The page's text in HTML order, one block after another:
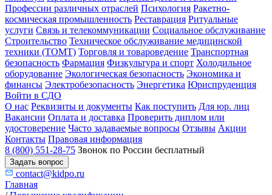
Профессии различных отраслей Психология Ракетно-
космическая промышленность Реставрация Ритуальные
услуги Связь и телекоммуникации Социальное обслуживание
Строительство Техническое обслуживание медицинской
техники (ТОМТ) Торговля и товароведение Транспортная
безопасность Фармация Физкультура и спорт Холодильное
оборудование Экологическая безопасность Экономика и
финансы Электробезопасность Энергетика Юриспруденция
Войти в СДО
О нас Реквизиты и документы Как поступить Для юр. лиц
Вакансии Оплата и доставка Проверить диплом или
удостоверение Часто задаваемые вопросы Отзывы Акции
Контакты Правовая информация
8 (800) 551-28-75 Звонок по России бесплатный
Задать вопрос
contact@kidpo.ru
Главная